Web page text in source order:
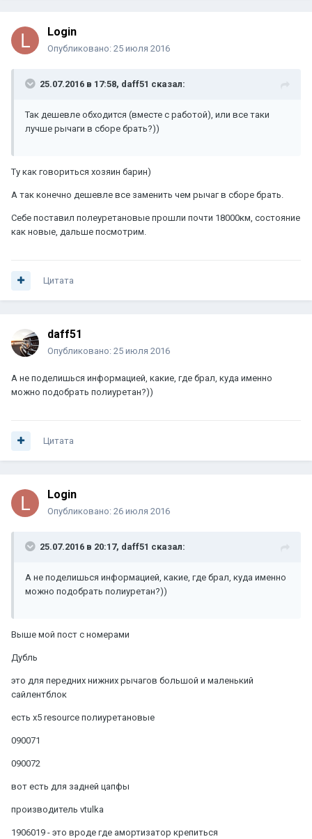
Login
Опубликовано: 25 июля 2016
25.07.2016 в 17:58, daff51 сказал:
Так дешевле обходится (вместе с работой), или все таки
лучше рычаги в сборе брать?))
Ту как говориться хозяин барин)
А так конечно дешевле все заменить чем рычаг в сборе брать.
Себе поставил полеуретановые прошли почти 18000км, состояние
как новые, дальше посмотрим.
Цитата
daff51
Опубликовано: 25 июля 2016
А не поделишься информацией, какие, где брал, куда именно
можно подобрать полиуретан?))
Цитата
Login
Опубликовано: 26 июля 2016
25.07.2016 в 20:17, daff51 сказал:
А не поделишься информацией, какие, где брал, куда именно
можно подобрать полиуретан?))
Выше мой пост с номерами
Дубль
это для передних нижних рычагов большой и маленький
сайлентблок
есть x5 resource полиуретановые
090071
090072
вот есть для задней цапфы
производитель vtulka
1906019 - это вроде где амортизатор крепиться